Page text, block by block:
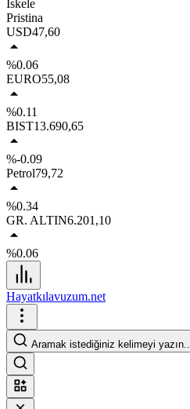
İskele
Pristina
USD47,60
%0.06
EURO55,08
%0.11
BIST13.690,65
%-0.09
Petrol79,72
%0.34
GR. ALTIN6.201,10
%0.06
Hayatkılavuzum.net
Aramak istediğiniz kelimeyi yazın..